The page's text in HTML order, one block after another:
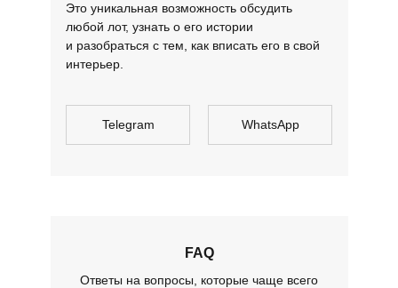
Telegram WhatsApp
Это уникальная возможность обсудить
любой лот, узнать о его истории
и разобраться с тем, как вписать его в свой
интерьер.
FAQ
Ответы на вопросы, которые чаще всего